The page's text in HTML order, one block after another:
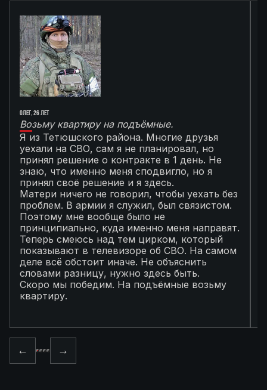
Олег, 26 лет
Возьму квартиру на подъёмные.
Я из Тетюшского района. Многие друзья
уехали на СВО, сам я не планировал, но
принял решение о контракте в 1 день. Не
знаю, что именно меня сподвигло, но я
принял своё решение и я здесь.
Матери ничего не говорил, чтобы уехать без
проблем. В армии я служил, был связистом.
Поэтому мне вообще было не
принципиально, куда именно меня направят.
Теперь смеюсь над тем цирком, который
показывают в телевизоре об СВО. На самом
деле всё обстоит иначе. Не объяснить
словами разницу, нужно здесь быть.
Скоро мы победим. На подъёмные возьму
квартиру.
← →